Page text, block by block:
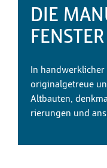
DIE
In
originalgetreue
Altbauten,
rierungen und